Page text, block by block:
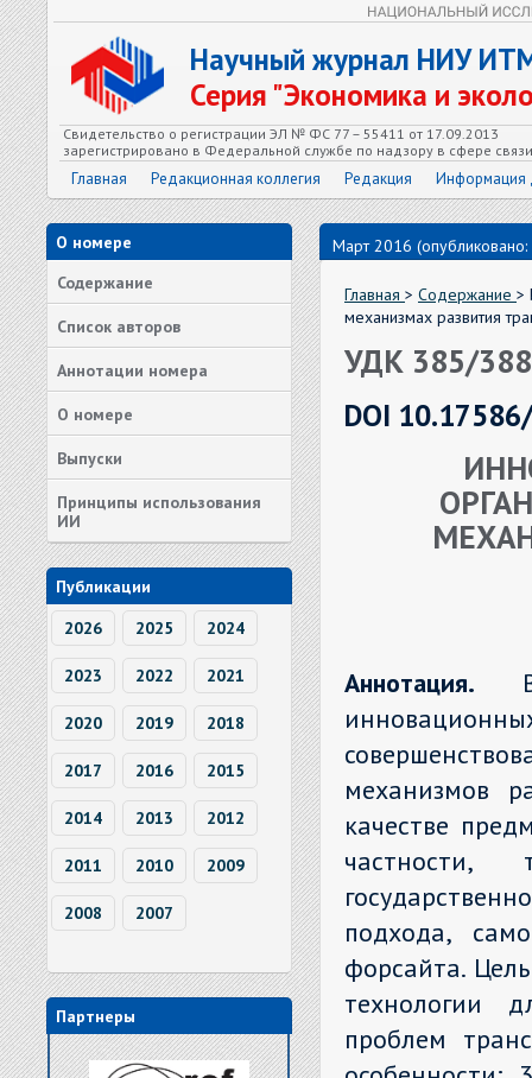
Научный журнал НИУ
Серия "Экономика и
Свидетельство о регистрации ЭЛ № ФС 77 – 55411 от 17.09.2013
зарегистрировано в Федеральной службе по надзору в сфере
Главная Редакционная коллегия Редакция Информация
О номере
Содержание
Список авторов
Аннотации номера
О номере
Выпуски
Принципы использования
ИИ
Публикации
2026
2025 2024
2023 2022 2021
2020 2019 2018
2017 2016 2015
2014 2013 2012
2011 2010 2009
2008 2007
Партнеры
Март 2016
Главная > Содержание >
механизмах развития
УДК 385/388
DOI
Аннотация.
механизмов
качестве
частности,
подхода,
форсайта.
технологии
проблем